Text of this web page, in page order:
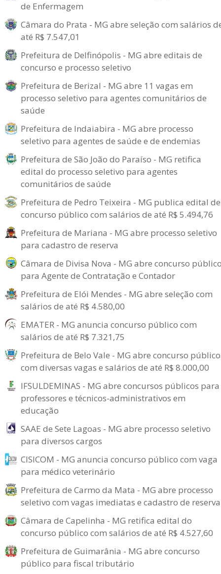
de Enfermagem
Câmara do Prata - MG abre seleção com salários
até R$ 7.547,01
Prefeitura de Delfinópolis - MG abre editais de
concurso e processo seletivo
Prefeitura de Berizal - MG abre 11 vagas em
processo seletivo para agentes comunitários de
saúde
Prefeitura de Indaiabira - MG abre processo
seletivo para agentes de saúde e de endemias
Prefeitura de São João do Paraíso - MG retifica
edital do processo seletivo para agentes
comunitários de saúde
Prefeitura de Pedro Teixeira - MG publica edital de
concurso público com salários de até R$ 5.494,76
Prefeitura de Mariana - MG abre processo seletivo
para cadastro de reserva
Câmara de Divisa Nova - MG abre concurso
para Agente de Contratação e Contador
Prefeitura de Elói Mendes - MG abre seleção com
salários de até R$ 4.580,00
EMATER - MG anuncia concurso público com
salários de até R$ 7.321,75
Prefeitura de Belo Vale - MG abre concurso público
com diversas vagas e salários de até R$ 8.000,00
IFSULDEMINAS - MG abre concursos públicos para
professores e técnicos-administrativos em
educação
SAAE de Sete Lagoas - MG abre processo seletivo
para diversos cargos
CISICOM - MG anuncia concurso público com vaga
para médico veterinário
Prefeitura de Carmo da Mata - MG abre processo
seletivo com vagas imediatas e cadastro de reserva
Câmara de Capelinha - MG retifica edital do
concurso público com salários de até R$ 4.527,60
Prefeitura de Guimarânia - MG abre concurso
público para fiscal tributário